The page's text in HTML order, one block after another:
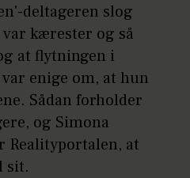
deltageren slog
kærester og så
at flytningen i
enige om, at hun
Sådan forholder
og Simona
Realityportalen, at
sit.